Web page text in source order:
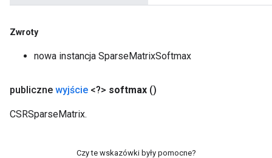
Zwroty
nowa instancja SparseMatrixSoftmax
publiczne wyjście <?> softmax ()
CSRSparseMatrix.
Czy te wskazówki były pomocne?